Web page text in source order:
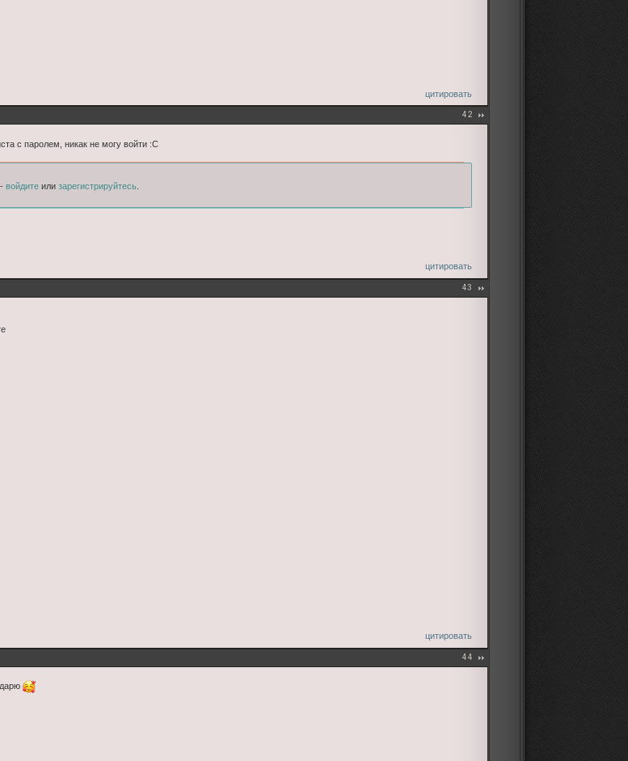
цитировать
42
с паролем, никак не могу войти :С
войдитеили зарегистрируйтесь.
цитировать
43
цитировать
44